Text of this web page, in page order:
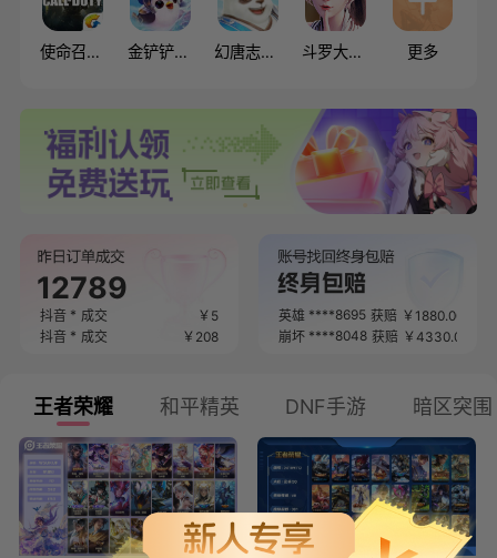
使命召唤手游 金铲铲之战 幻唐志：逍遥外传（神武4） 斗罗大陆:魂师对决 更多
12789
捕鱼 ****3231
捕鱼 ****2288
抖音 * 成交 ￥ 5
抖音 * 成交 ￥ 208
鱼乐 ****7278 ￥450
太极 ****2151 ￥
400
鱼乐 ****8798 成交 ￥2000
抖音
* 成交 ￥6
抖音
* 成交 ￥3
梦想
****1721 成交 ￥766
新仙 ****0562 成交 ￥150
明日 ****3722 成交 ￥28.8
幻唐 ****5667
英雄 ****8695 获赔 ￥ 1880.00
崩坏 ****8048 获赔 ￥ 4330.00
暗区 ****3297 ￥720.00
****7995
3910.00
原神 ****9168 获赔 ￥3710.00
王者 ****7011 获赔 ￥3320.00
无畏
****4180 获赔 ￥3340.00
三国
****3512 获赔 ￥2490.00
王者 ****5254 ￥2220.00
原神 ****6368 获赔 ￥ 1240.00
王者荣耀 和平精英 DNF手游 暗区突围